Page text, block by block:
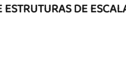
ESTRUTURAS DE